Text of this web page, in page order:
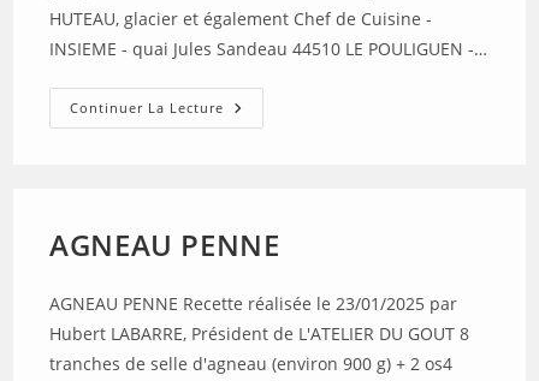
HUTEAU, glacier et également Chef de Cuisine -
INSIEME - quai Jules Sandeau 44510 LE POULIGUEN -…
Continuer La Lecture DECLINAISON
AUTOUR
AGNEAU PENNE
AGNEAU PENNE Recette réalisée le 23/01/2025 par
Hubert LABARRE, Président de L'ATELIER DU GOUT 8
tranches de selle d'agneau (environ 900 g) + 2 os4